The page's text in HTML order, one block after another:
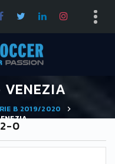
B 2019/2020
2-0